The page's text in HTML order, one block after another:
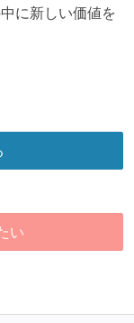
に新しい価値を
い